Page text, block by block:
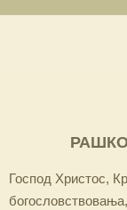
Господ Христос,